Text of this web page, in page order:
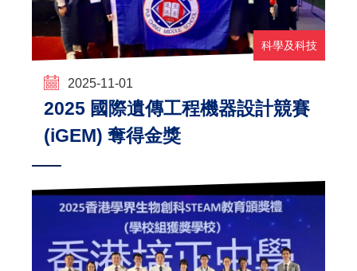
科學及科技
2025-11-01
2025 國際遺傳工程機器設計競賽
(iGEM) 奪得金獎